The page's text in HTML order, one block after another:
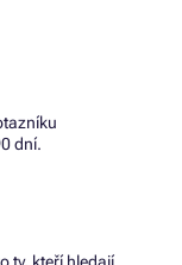
dní.
ty, kteří hledají